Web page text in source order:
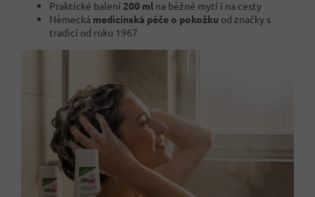
Praktické balení 200 ml na běžné mytí i na cesty
Německá medicínská péče o pokožku od značky s
tradicí od roku 1967